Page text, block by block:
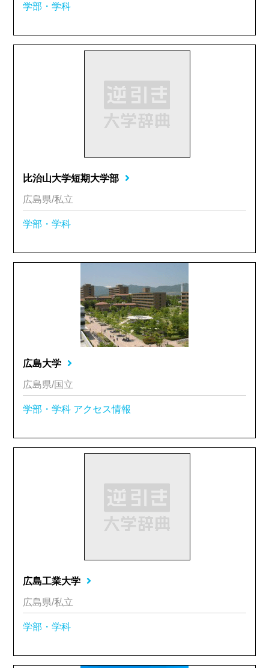
学部・学科
比治山大学短期大学部
広島県/私立
学部・学科
広島大学
広島県/国立
学部・学科 アクセス情報
広島工業大学
広島県/私立
学部・学科